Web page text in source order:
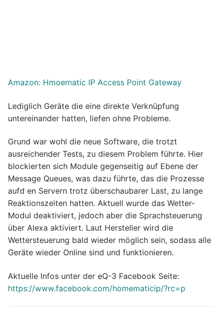
Amazon: Hmoematic IP Access Point Gateway
Lediglich Geräte die eine direkte Verknüpfung
untereinander hatten, liefen ohne Probleme.
Grund war wohl die neue Software, die trotzt
ausreichender Tests, zu diesem Problem führte. Hier
blockierten sich Module gegenseitig auf Ebene der
Message Queues, was dazu führte, das die Prozesse
aufd en Servern trotz überschaubarer Last, zu lange
Reaktionszeiten hatten. Aktuell wurde das Wetter-
Modul deaktiviert, jedoch aber die Sprachsteuerung
über Alexa aktiviert. Laut Hersteller wird die
Wettersteuerung bald wieder möglich sein, sodass alle
Geräte wieder Online sind und funktionieren.
Aktuelle Infos unter der eQ-3 Facebook Seite:
https://www.facebook.com/homematicip/?rc=p